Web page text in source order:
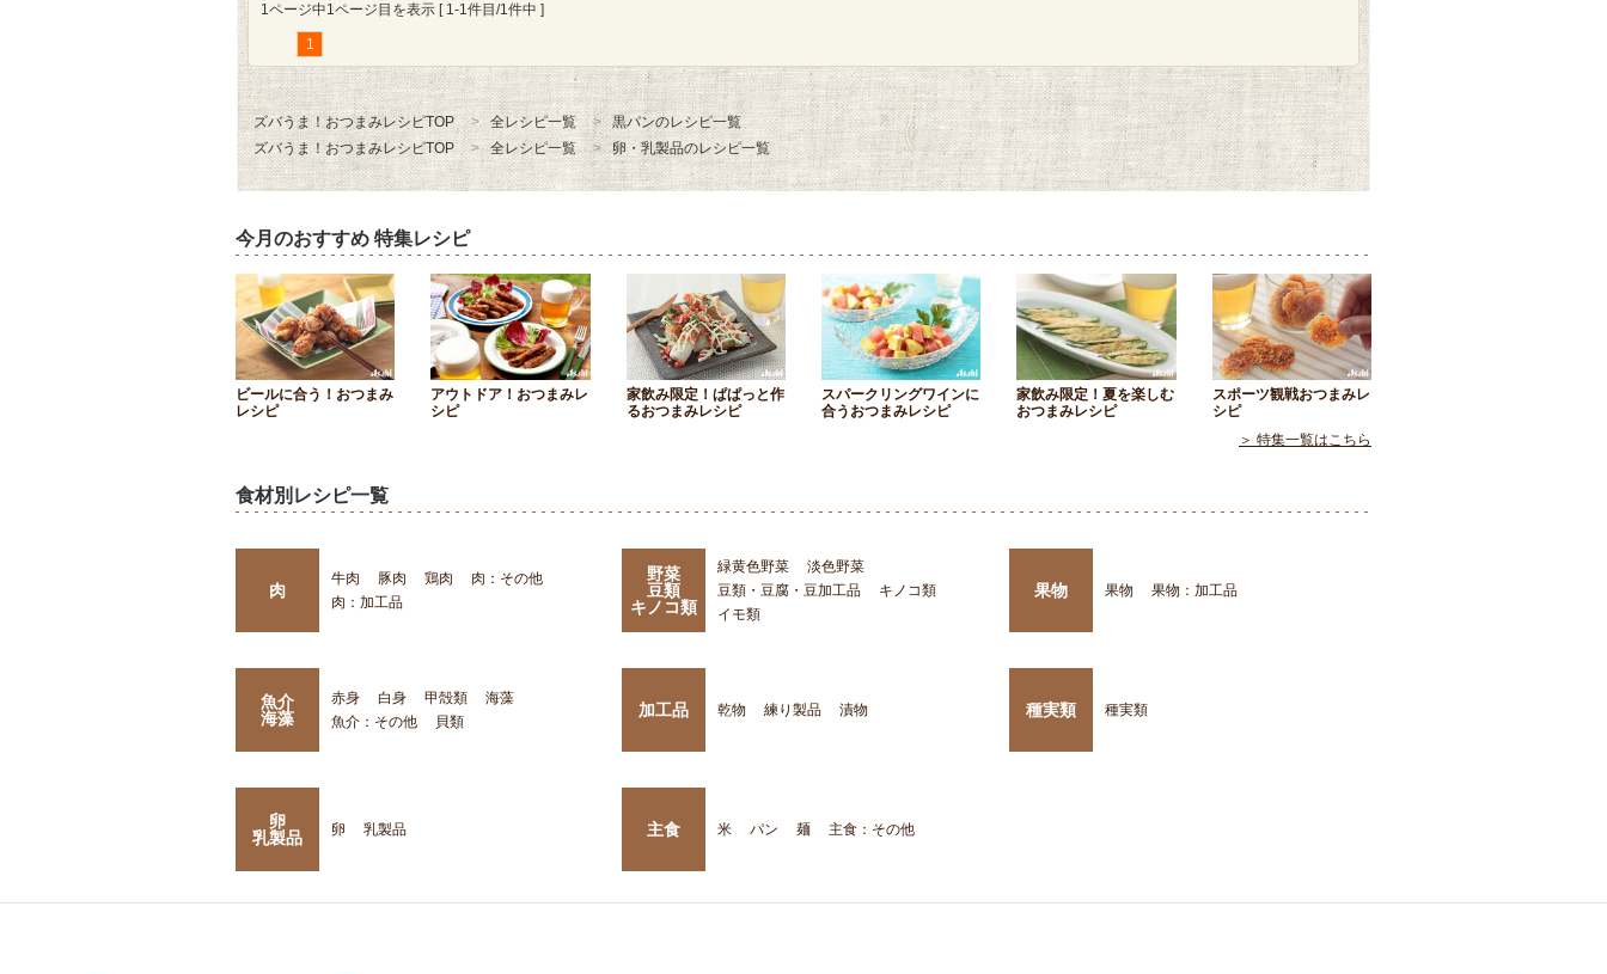
1ページ中1ページ目を表示 [ 1-1件目/1件中 ]
1
ズバうま！おつまみレシピTOP 全レシピ一覧
黒パンのレシピ一覧
ズバうま！おつまみレシピTOP
全レシピ一覧 卵・乳製品のレシピ一覧
今月のおすすめ 特集レシピ
ビールに合う！おつまみ
レシピ
アウトドア！おつまみレ
シピ
家飲み限定！ぱぱっと作
るおつまみレシピ
スパークリングワインに
合うおつまみレシピ
家飲み限定！夏を楽しむ
おつまみレシピ
スポーツ観戦おつまみレ
シピ
＞ 特集一覧はこちら
食材別レシピ一覧
肉
牛肉 豚肉 鶏肉
肉：その他
肉：加工品
野菜
豆類
キノコ類
緑黄色野菜
淡色野菜
豆類・豆腐・豆加工品
キノコ類
イモ類
果物 果物 果物：加工品
魚介
海藻
赤身 白身 甲殻類
海藻
魚介：その他
貝類
加工品 乾物 練り製品 漬物 種実類 種実類
卵
乳製品
卵 乳製品 主食 米 パン 麺 主食：その他